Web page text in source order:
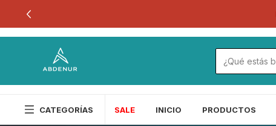
CATEGORÍAS SALE INICIO PRODUCTOS